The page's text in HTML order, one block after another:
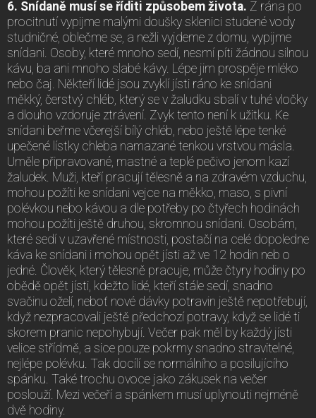
6. Snídaně musí se říditi způsobem života. Z rána po
procitnutí vypijme malými doušky sklenici studené vody
studničné, oblečme se, a nežli vyjdeme z domu, vypijme
snídani. Osoby, které mnoho sedí, nesmí píti žádnou silnou
kávu, ba ani mnoho slabé kávy. Lépe jim prospěje mléko
nebo čaj. Někteří lidé jsou zvyklí jísti ráno ke snídani
měkký, čerstvý chléb, který se v žaludku sbalí v tuhé vločky
a dlouho vzdoruje ztrávení. Zvyk tento není k užitku. Ke
snídani beřme včerejší bílý chléb, nebo ještě lépe tenké
upečené lístky chleba namazané tenkou vrstvou másla.
Uměle připravované, mastné a teplé pečivo jenom kazí
žaludek. Muži, kteří pracují tělesně a na zdravém vzduchu,
mohou požíti ke snídani vejce na měkko, maso, s pivní
polévkou nebo kávou a dle potřeby po čtyřech hodinách
mohou požíti ještě druhou, skromnou snídani. Osobám,
které sedí v uzavřené místnosti, postačí na celé dopoledne
káva ke snídani i mohou opět jísti až ve 12 hodin neb o
jedné. Člověk, který tělesně pracuje, může čtyry hodiny po
obědě opět jísti, kdežto lidé, kteří stále sedí, snadno
svačinu oželí, neboť nové dávky potravin ještě nepotřebují,
když nezpracovali ještě předchozí potravy, když se lidé ti
skorem pranic nepohybují. Večer pak měl by každý jísti
velice střídmě, a sice pouze pokrmy snadno stravitelné,
nejlépe polévku. Tak docílí se normálního a posilujícího
spánku. Také trochu ovoce jako zákusek na večer
poslouží. Mezi večeří a spánkem musí uplynouti nejméně
dvě hodiny.